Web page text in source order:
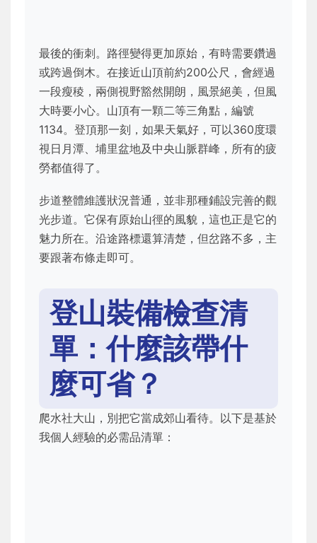
最後的衝刺。路徑變得更加原始，有時需要鑽過
或跨過倒木。在接近山頂前約200公尺，會經過
一段瘦稜，兩側視野豁然開朗，風景絕美，但風
大時要小心。山頂有一顆二等三角點，編號
1134。登頂那一刻，如果天氣好，可以360度環
視日月潭、埔里盆地及中央山脈群峰，所有的疲
勞都值得了。
步道整體維護狀況普通，並非那種鋪設完善的觀
光步道。它保有原始山徑的風貌，這也正是它的
魅力所在。沿途路標還算清楚，但岔路不多，主
要跟著布條走即可。
登山裝備檢查清
單：什麼該帶什
麼可省？
爬水社大山，別把它當成郊山看待。以下是基於
我個人經驗的必需品清單：